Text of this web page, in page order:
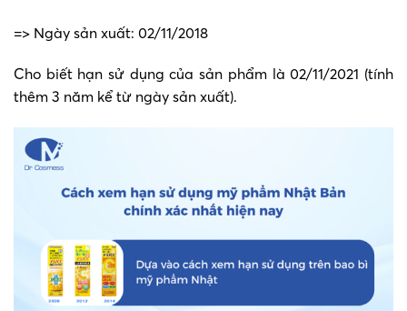
=> Ngày sản xuất: 02/11/2018
Cho biết hạn sử dụng của sản phẩm là 02/11/2021 (tính
thêm 3 năm kể từ ngày sản xuất).